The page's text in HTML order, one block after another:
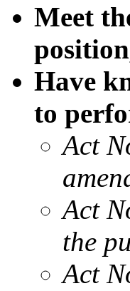
Meet
Have
to
Act
Act
the
Act